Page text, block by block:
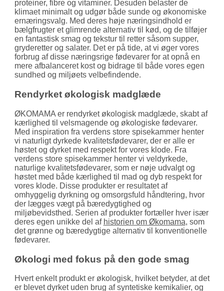
proteiner, fibre og vitaminer. Desuden belaster de
klimaet minimalt og udgør både sunde og økonomiske
ernæringsvalg. Med deres høje næringsindhold er
bælgfrugter et glimrende alternativ til kød, og de tilføjer
en fantastisk smag og tekstur til retter såsom supper,
gryderetter og salater. Det er på tide, at vi øger vores
forbrug af disse næringsrige fødevarer for at opnå en
mere afbalanceret kost og bidrage til både vores egen
sundhed og miljøets velbefindende.
Rendyrket økologisk madglæde
ØKOMAMA er rendyrket økologisk madglæde, skabt af
kærlighed til velsmagende og økologiske fødevarer.
Med inspiration fra verdens store spisekammer henter
vi naturligt dyrkede kvalitetsfødevarer, der er alle er
høstet og dyrket med respekt for vores klode. Fra
verdens store spisekammer henter vi veldyrkede,
naturlige kvalitetsfødevarer, som er nøje udvalgt og
høstet med både kærlighed til mad og dyb respekt for
vores klode. Disse produkter er resultatet af
omhyggelig dyrkning og omsorgsfuld håndtering, hvor
der lægges vægt på bæredygtighed og
miljøbevidsthed. Serien af produkter fortæller hver især
deres egen unikke del af historien om Økomama, som
det grønne og bæredygtige alternativ til konventionelle
fødevarer.
Økologi med fokus på den gode smag
Hvert enkelt produkt er økologisk, hvilket betyder, at det
er blevet dyrket uden brug af syntetiske kemikalier, og